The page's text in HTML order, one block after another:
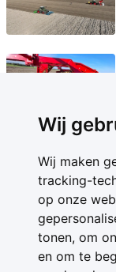
Wij
Wij maken
tracking-
op onze
tonen, om
en om te